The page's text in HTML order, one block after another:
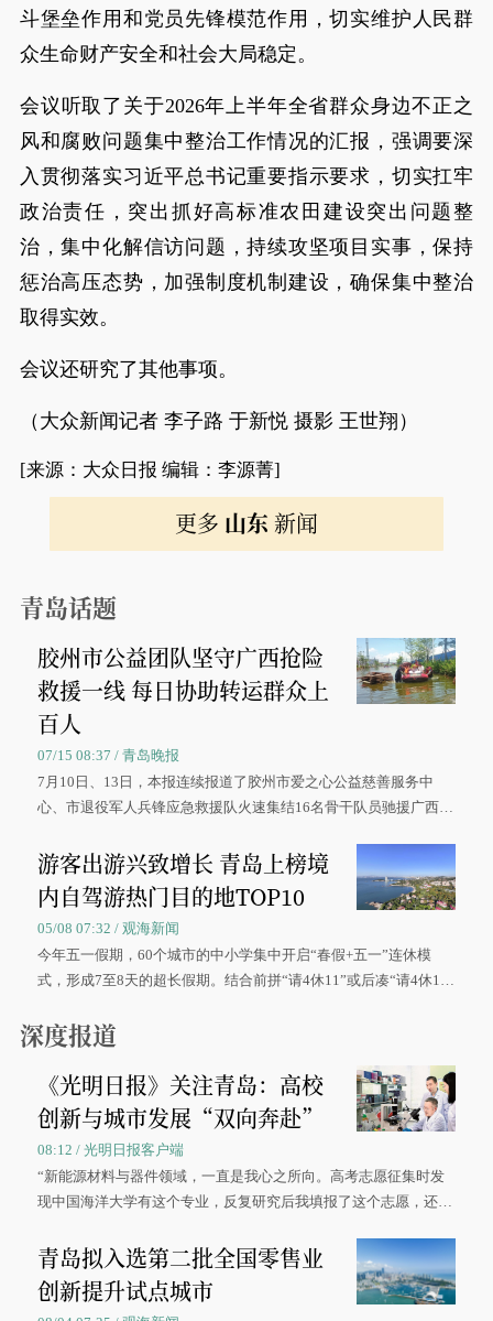
斗堡垒作用和党员先锋模范作用，切实维护人民群
众生命财产安全和社会大局稳定。
会议听取了关于2026年上半年全省群众身边不正之
风和腐败问题集中整治工作情况的汇报，强调要深
入贯彻落实习近平总书记重要指示要求，切实扛牢
政治责任，突出抓好高标准农田建设突出问题整
治，集中化解信访问题，持续攻坚项目实事，保持
惩治高压态势，加强制度机制建设，确保集中整治
取得实效。
会议还研究了其他事项。
（大众新闻记者 李子路 于新悦 摄影 王世翔）
[来源：大众日报 编辑：李源菁]
更多 山东 新闻
青岛话题
胶州市公益团队坚守广西抢险
救援一线 每日协助转运群众上
百人
07/15 08:37 / 青岛晚报
7月10日、13日，本报连续报道了胶州市爱之心公益慈善服务中
心、市退役军人兵锋应急救援队火速集结16名骨干队员驰援广西灾
游客出游兴致增长 青岛上榜境
内自驾游热门目的地TOP10
05/08 07:32 / 观海新闻
今年五一假期，60个城市的中小学集中开启“春假+五一”连休模
式，形成7至8天的超长假期。结合前拼“请4休11”或后凑“请4休1
深度报道
《光明日报》关注青岛：高校
创新与城市发展“双向奔赴”
08:12 / 光明日报客户端
“新能源材料与器件领域，一直是我心之所向。高考志愿征集时发
现中国海洋大学有这个专业，反复研究后我填报了这个志愿，还真
大学材料科学与工程学院材料类专业的录取通知书。
青岛拟入选第二批全国零售业
创新提升试点城市